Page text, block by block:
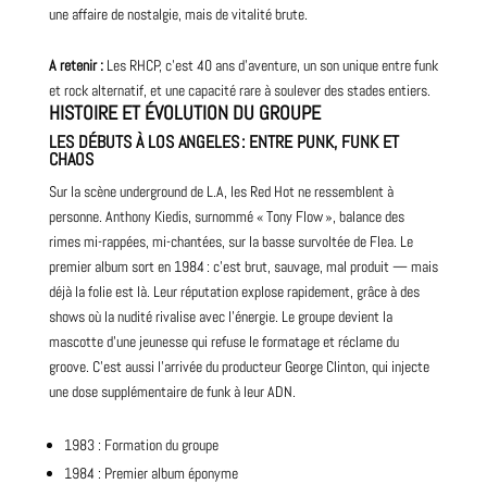
une affaire de nostalgie, mais de vitalité brute.
A retenir :Les RHCP, c’est 40 ans d’aventure, un son unique entre funk
et rock alternatif, et une capacité rare à soulever des stades entiers.
HISTOIRE ET ÉVOLUTION DU GROUPE
LES DÉBUTS À LOS ANGELES : ENTRE PUNK, FUNK ET
CHAOS
Sur la scèneundergroundde L.A, les Red Hot ne ressemblent à
personne. Anthony Kiedis, surnommé « Tony Flow », balance des
rimes mi-rappées, mi-chantées, sur la basse survoltée de Flea. Le
premier album sort en 1984 : c’est brut, sauvage, mal produit — mais
déjà la folie est là. Leur réputation explose rapidement, grâce à des
shows où la nudité rivalise avec l’énergie. Le groupe devient la
mascotte d’une jeunesse qui refuse le formatage et réclame du
groove. C’est aussi l’arrivée duproducteurGeorge Clinton, qui injecte
une dose supplémentaire de funk à leur ADN.
1983 : Formation du groupe
1984 : Premier album éponyme